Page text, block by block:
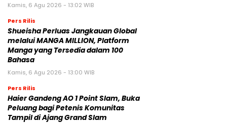
Kamis, 6 Agu 2026 - 13:02 WIB
Pers Rilis
Shueisha Perluas Jangkauan Global
melalui MANGA MILLION, Platform
Manga yang Tersedia dalam 100
Bahasa
Kamis, 6 Agu 2026 - 13:00 WIB
Pers Rilis
Haier Gandeng AO 1 Point Slam, Buka
Peluang bagi Petenis Komunitas
Tampil di Ajang Grand Slam